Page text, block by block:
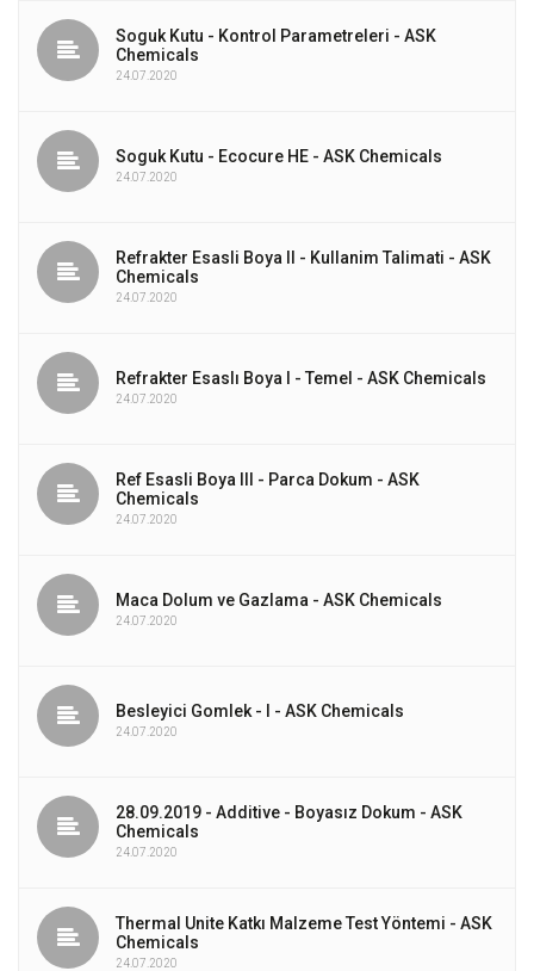
Soguk Kutu - Kontrol Parametreleri - ASK
Chemicals
24.07.2020
Soguk Kutu - Ecocure HE - ASK Chemicals
24.07.2020
Refrakter Esasli Boya II - Kullanim Talimati - ASK
Chemicals
24.07.2020
Refrakter Esaslı Boya I - Temel - ASK Chemicals
24.07.2020
Ref Esasli Boya III - Parca Dokum - ASK
Chemicals
24.07.2020
Maca Dolum ve Gazlama - ASK Chemicals
24.07.2020
Besleyici Gomlek - I - ASK Chemicals
24.07.2020
28.09.2019 - Additive - Boyasız Dokum - ASK
Chemicals
24.07.2020
Thermal Unite Katkı Malzeme Test Yöntemi - ASK
Chemicals
24.07.2020